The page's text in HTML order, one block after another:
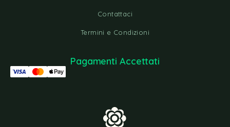
Contattaci
Termini e Condizioni
Pagamenti Accettati